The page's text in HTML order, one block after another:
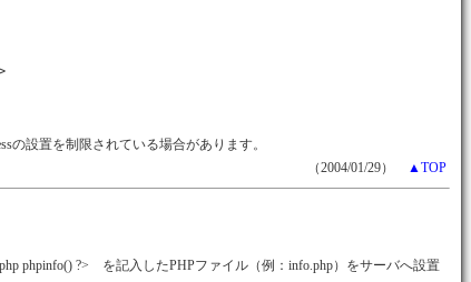
の設置を制限されている場合があります。
（2004/01/29）
▲TOP
phpinfo() ?> を記入したPHPファイル（例：info.php）をサーバへ設置